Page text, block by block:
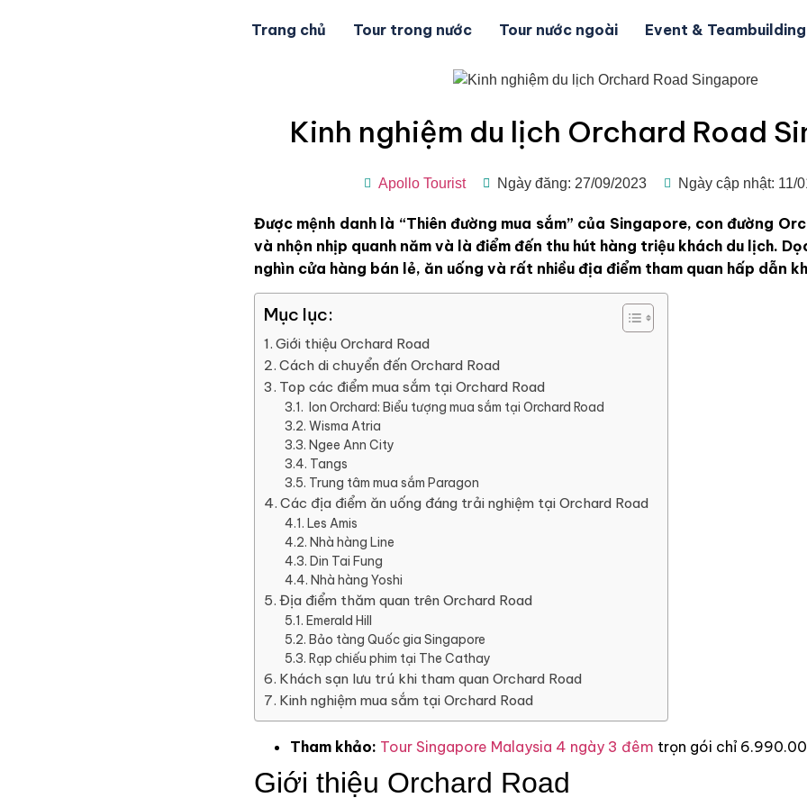
Trang chủ Tour trong nước Tour nước ngoài Event & Teambuilding
Kinh nghiệm du lịch Orchard Road
Apollo Tourist Ngày đăng: 27/09/2023 Ngày cập nhật: 11/
Được mệnh danh là “Thiên đường mua sắm” của Singapore, con đường
và nhộn nhịp quanh năm và là điểm đến thu hút hàng triệu khách du lịch.
nghìn cửa hàng bán lẻ, ăn uống và rất nhiều địa điểm tham quan hấp dẫn
Mục lục:
Giới thiệu Orchard Road
Cách di chuyển đến Orchard Road
Top các điểm mua sắm tại Orchard Road
Ion Orchard: Biểu tượng mua sắm tại Orchard Road
Wisma Atria
Ngee Ann City
Tangs
Trung tâm mua sắm Paragon
Các địa điểm ăn uống đáng trải nghiệm tại Orchard Road
Les Amis
Nhà hàng Line
Din Tai Fung
Nhà hàng Yoshi
Địa điểm thăm quan trên Orchard Road
Emerald Hill
Bảo tàng Quốc gia Singapore
Rạp chiếu phim tại The Cathay
Khách sạn lưu trú khi tham quan Orchard Road
Kinh nghiệm mua sắm tại Orchard Road
Tham khảo: Tour Singapore Malaysia 4 ngày 3 đêm trọn gói chỉ
Giới thiệu Orchard Road